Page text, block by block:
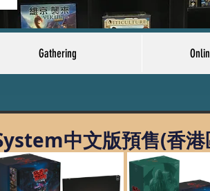
Gathering
中文版預售(香港